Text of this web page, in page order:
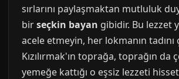
sırlarını paylaşmaktan mutluluk
birseçkin bayan gibidir. Bu lezzet
acele etmeyin, her lokmanın tadını
Kızılırmak'ın toprağa, toprağın da
yemeğe kattığı o eşsiz lezzeti